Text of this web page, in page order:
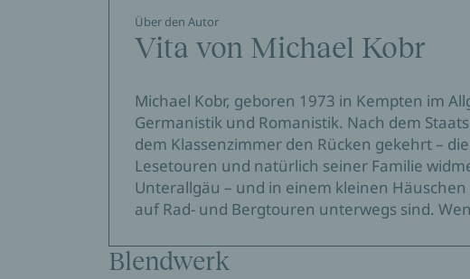
Über den Autor
Vita von Michael Kobr
Michael Kobr, geboren 1973 in Kempten im
Germanistik und Romanistik. Nach dem
dem Klassenzimmer den Rücken gekehrt –
Lesetouren und natürlich seiner Familie
Unterallgäu – und in einem kleinen
auf Rad- und Bergtouren unterwegs sind.
Blendwerk